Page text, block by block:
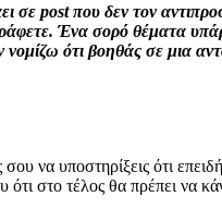
post που δεν τον
Ένα σορό θέματα
νομίζω ότι βοηθάς σε μια
να υποστηρίξεις ότι
στο τέλος θα πρέπει να